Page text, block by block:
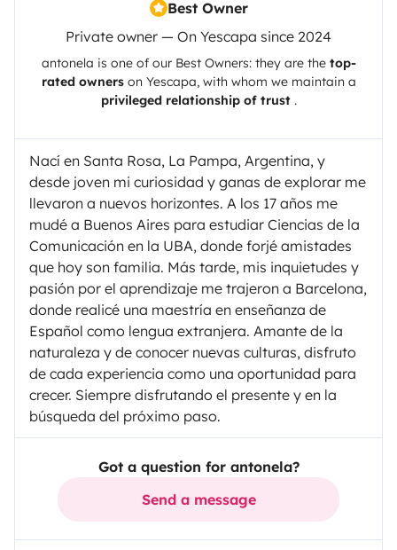
Best Owner
Private owner — On Yescapa since 2024
antonela is one of our Best Owners: they are the top-
rated ownerson Yescapa, with whom we maintain a
privileged relationship of trust.
Nací en Santa Rosa, La Pampa, Argentina, y
desde joven mi curiosidad y ganas de explorar me
llevaron a nuevos horizontes. A los 17 años me
mudé a Buenos Aires para estudiar Ciencias de la
Comunicación en la UBA, donde forjé amistades
que hoy son familia. Más tarde, mis inquietudes y
pasión por el aprendizaje me trajeron a Barcelona,
donde realicé una maestría en enseñanza de
Español como lengua extranjera. Amante de la
naturaleza y de conocer nuevas culturas, disfruto
de cada experiencia como una oportunidad para
crecer. Siempre disfrutando el presente y en la
búsqueda del próximo paso.
Got a question for antonela?
Send a message